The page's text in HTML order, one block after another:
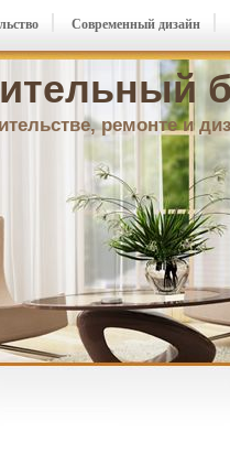
ремонте и
Современный дизайн